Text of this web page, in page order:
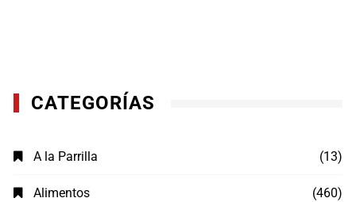
CATEGORÍAS
A la Parrilla (13)
Alimentos (460)